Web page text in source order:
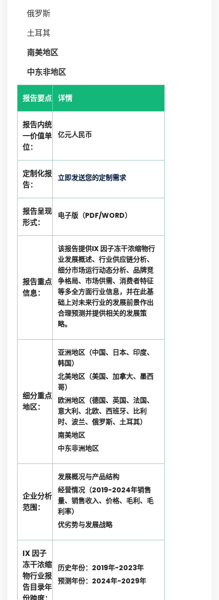
俄罗斯
土耳其
南美地区
中东非地区
报告要点 详情
报告内统
一价值单
位：
亿元人民币
定制化报
告：
立即发送您的定制需求
报告呈现
形式：
电子版（PDF/WORD）
报告重点
信息：
该报告提供IX 因子冻干浓缩物行
业发展概述、行业供应链分析、
细分市场运行动态分析、品牌竞
争格局、市场供需、消费者特征
等多全方面行业信息，并在此基
础上对未来行业的发展前景作出
合理预测并提供相关的发展策
略。
细分重点
地区：
亚洲地区（中国、日本、印度、
韩国）
北美地区（美国、加拿大、墨西
哥）
欧洲地区（德国、英国、法国、
意大利、北欧、西班牙、比利
时、波兰、俄罗斯、土耳其）
南美地区
中东非洲地区
企业分析
范围：
发展概况与产品结构
经营情况（2019-2024年销售
量、销售收入、价格、毛利、毛
利率）
优劣势与发展战略
IX 因子
冻干浓缩
物行业报
告目录年
历史年份：2019年-2023年
预测年份：2024年-2029年